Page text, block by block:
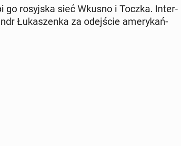
go ro­syj­ska sieć Wkusno i Toczka. In­ter­
Łu­ka­szen­ka za odej­ście ame­ry­kań­